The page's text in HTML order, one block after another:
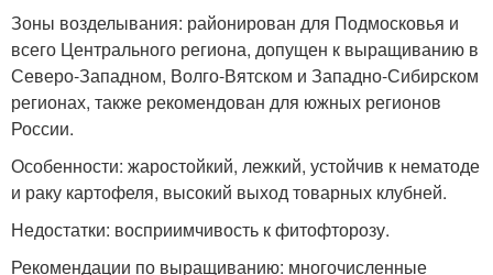
Зоны возделывания: районирован для Подмосковья и
всего Центрального региона, допущен к выращиванию в
Северо-Западном, Волго-Вятском и Западно-Сибирском
регионах, также рекомендован для южных регионов
России.
Особенности: жаростойкий, лежкий, устойчив к нематоде
и раку картофеля, высокий выход товарных клубней.
Недостатки: восприимчивость к фитофторозу.
Рекомендации по выращиванию: многочисленные